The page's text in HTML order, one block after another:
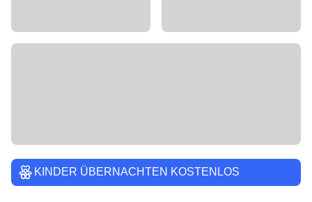
KINDER ÜBERNACHTEN KOSTENLOS